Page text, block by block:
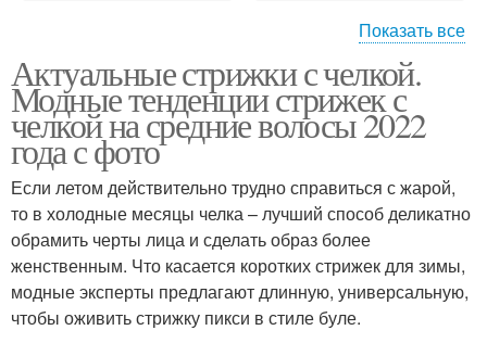
Удобные стрижки
Стрижки на средние
волосы
Волосы с челкой Короткие стрижки
Челки на средние
волосы
Удлиненная челка
Показать все
Актуальные стрижки с челкой.
Модные тенденции стрижек с
челкой на средние волосы 2022
года с фото
Если летом действительно трудно справиться с жарой,
то в холодные месяцы челка – лучший способ деликатно
обрамить черты лица и сделать образ более
женственным. Что касается коротких стрижек для зимы,
модные эксперты предлагают длинную, универсальную,
чтобы оживить стрижку пикси в стиле буле.